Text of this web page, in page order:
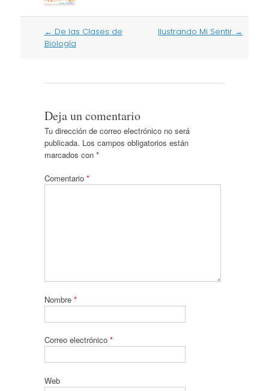
Post
navigation
← De las Clases de
Biología
Ilustrando Mi Sentir →
Deja un comentario
Tu dirección de correo electrónico no será
publicada. Los campos obligatorios están
marcados con *
Comentario *
Nombre *
Correo electrónico *
Web